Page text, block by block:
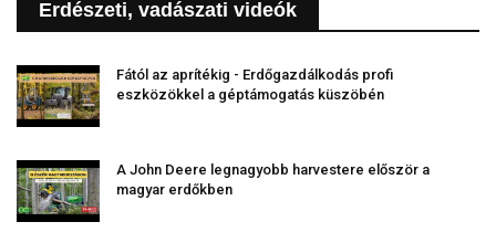
Erdészeti, vadászati videók
Fától az aprítékig - Erdőgazdálkodás profi
eszközökkel a géptámogatás küszöbén
A John Deere legnagyobb harvestere először a
magyar erdőkben